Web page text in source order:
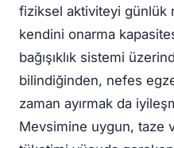
fiziksel aktiviteyi günlük
kendini onarma
bağışıklık sistemi
bilindiğinden, nefes
zaman ayırmak da
Mevsimine uygun, taze